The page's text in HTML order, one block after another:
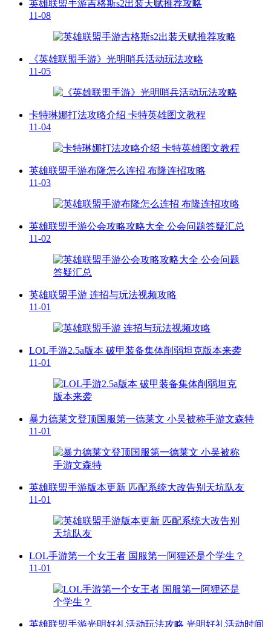
英雄联盟手游吉格斯s2出装天赋推荐攻略
11-08
《英雄联盟手游》光明哨兵活动玩法攻略
11-05
卡特琳娜打法攻略介绍 卡特英雄图文教程
11-04
英雄联盟手游布隆怎么连招 布隆连招攻略
11-03
英雄联盟手游公会攻略攻略大全 公会问题答疑汇总
11-02
英雄联盟手游 连招与玩法视频攻略
11-01
LOL手游2.5a版本 破甲装备集体削弱坦克版本来袭
11-01
暴力德莱文登顶国服第一德莱文 小吴被称手游文森特
11-01
英雄联盟手游版本更新 匹配系统大改告别天坑队友
11-01
LOL手游第一个女王者 国服第一阿狸还是个学生？
11-01
英雄联盟手游光明好礼活动玩法攻略 光明好礼活动时间